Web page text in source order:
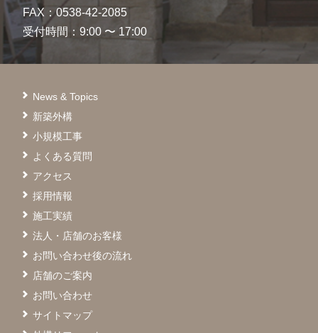
FAX：0538-42-2085
受付時間：9:00 〜 17:00
News & Topics
新築外構
小規模工事
よくある質問
アクセス
採用情報
施工実績
法人・店舗のお客様
お問い合わせ後の流れ
店舗のご案内
お問い合わせ
サイトマップ